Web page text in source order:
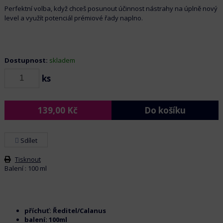
Perfektní volba, když chceš posunout účinnost nástrahy na úplně nový
level a využít potenciál prémiové řady naplno.
Dostupnost: skladem
ks
139,00 Kč Do košíku
Sdílet
Tisknout
Balení : 100 ml
příchuť: Ředitel/Calanus
balení: 100ml